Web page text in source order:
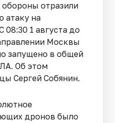
отразили
атаку на
08:30 1 августа до
Москвы
запущено в общей
Об этом
Сергей Собянин.
дронов было